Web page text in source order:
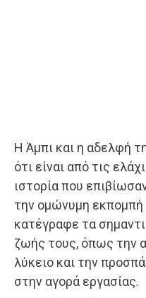
Η Άμπι και η αδελφή
ότι είναι από τις
ιστορία που
την ομώνυμη εκπομπή
κατέγραφε τα
ζωής τους, όπως την
λύκειο και την
στην αγορά εργασίας.